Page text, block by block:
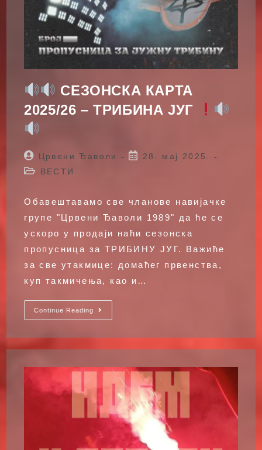
СЕЗОНСКА КАРТА
2025/26 – ТРИБИНА ЈУГ
Post
author:
Црвени Ђаволи
Post28. мај 2025.
PostВЕСТИ
Обавештавамо све чланове навијачке
групе "Црвени Ђаволи 1989" да ће се
ускоро у продаји наћи сезонска
пропусница за ТРИБИНУ ЈУГ. Важиће
за све утакмице: домаћег првенства,
куп такмичења, као и…
Continue Reading
–
ЈУГ